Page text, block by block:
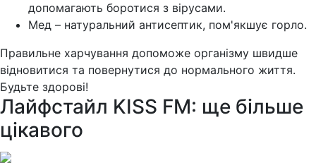
допомагають боротися з вірусами.
Мед – натуральний антисептик, пом'якшує горло.
Правильне харчування допоможе організму швидше
відновитися та повернутися до нормального життя.
Будьте здорові!
Лайфстайл KISS FM: ще більше
цікавого